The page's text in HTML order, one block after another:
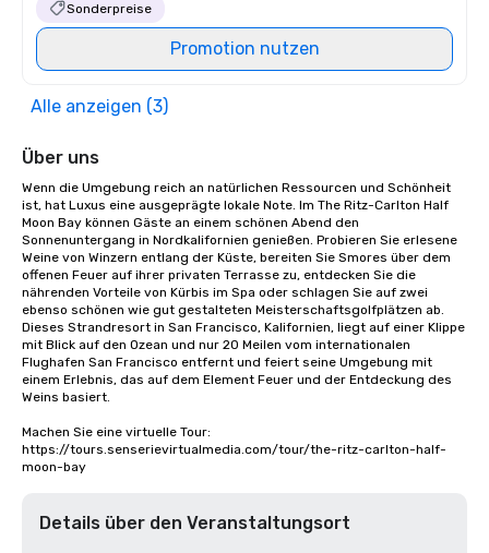
Sonderpreise
Promotion nutzen
Alle anzeigen (3)
Über uns
Wenn die Umgebung reich an natürlichen Ressourcen und Schönheit
ist, hat Luxus eine ausgeprägte lokale Note. Im The Ritz-Carlton Half
Moon Bay können Gäste an einem schönen Abend den
Sonnenuntergang in Nordkalifornien genießen. Probieren Sie erlesene
Weine von Winzern entlang der Küste, bereiten Sie Smores über dem
offenen Feuer auf ihrer privaten Terrasse zu, entdecken Sie die
nährenden Vorteile von Kürbis im Spa oder schlagen Sie auf zwei
ebenso schönen wie gut gestalteten Meisterschaftsgolfplätzen ab.
Dieses Strandresort in San Francisco, Kalifornien, liegt auf einer Klippe
mit Blick auf den Ozean und nur 20 Meilen vom internationalen
Flughafen San Francisco entfernt und feiert seine Umgebung mit
einem Erlebnis, das auf dem Element Feuer und der Entdeckung des
Weins basiert.
Machen Sie eine virtuelle Tour:
https://tours.senserievirtualmedia.com/tour/the-ritz-carlton-half-
moon-bay
Details über den Veranstaltungsort